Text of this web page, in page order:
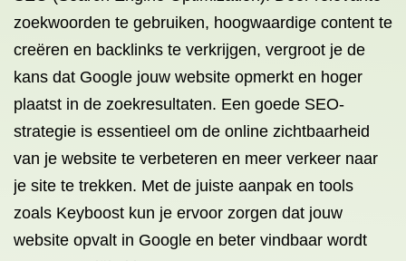
zoekwoorden te gebruiken, hoogwaardige content te
creëren en backlinks te verkrijgen, vergroot je de
kans dat Google jouw website opmerkt en hoger
plaatst in de zoekresultaten. Een goede SEO-
strategie is essentieel om de online zichtbaarheid
van je website te verbeteren en meer verkeer naar
je site te trekken. Met de juiste aanpak en tools
zoals Keyboost kun je ervoor zorgen dat jouw
website opvalt in Google en beter vindbaar wordt